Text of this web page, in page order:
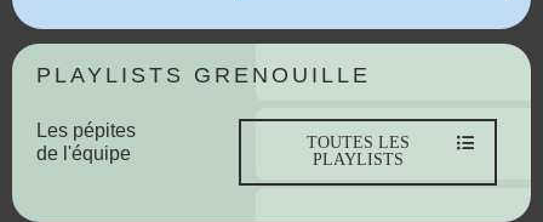
PLAYLISTS GRENOUILLE
Les pépites
de l'équipe
TOUTES LES
PLAYLISTS